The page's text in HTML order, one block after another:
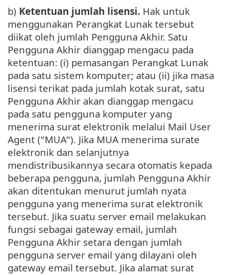
b) Ketentuan jumlah lisensi. Hak untuk
menggunakan Perangkat Lunak tersebut
diikat oleh jumlah Pengguna Akhir. Satu
Pengguna Akhir dianggap mengacu pada
ketentuan: (i) pemasangan Perangkat Lunak
pada satu sistem komputer; atau (ii) jika masa
lisensi terikat pada jumlah kotak surat, satu
Pengguna Akhir akan dianggap mengacu
pada satu pengguna komputer yang
menerima surat elektronik melalui Mail User
Agent ("MUA"). Jika MUA menerima surate
elektronik dan selanjutnya
mendistribusikannya secara otomatis kepada
beberapa pengguna, jumlah Pengguna Akhir
akan ditentukan menurut jumlah nyata
pengguna yang menerima surat elektronik
tersebut. Jika suatu server email melakukan
fungsi sebagai gateway email, jumlah
Pengguna Akhir setara dengan jumlah
pengguna server email yang dilayani oleh
gateway email tersebut. Jika alamat surat